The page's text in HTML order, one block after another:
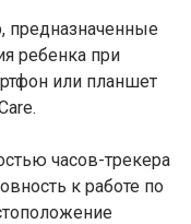
предназначенные
ребенка при
или планшет
часов-трекера
к работе по